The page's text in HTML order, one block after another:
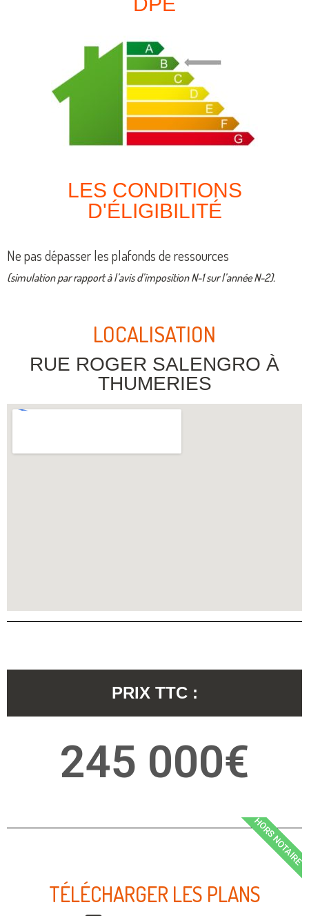
LES CONDITIONS
D'ÉLIGIBILITÉ
Ne pas dépasser les plafonds de ressources
(simulation par rapport à l’avis d’imposition N-1 sur l’année N-2).
LOCALISATION
RUE ROGER SALENGRO À
THUMERIES
PRIX TTC :
245 000€
HORS NOTAIRE
TÉLÉCHARGER LES PLANS